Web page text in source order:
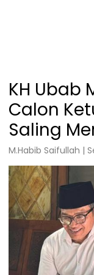
KH Ubab
Calon
Saling
M.Habib Saifullah |